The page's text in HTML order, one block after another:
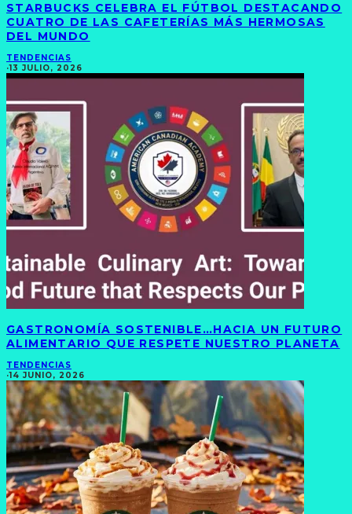
STARBUCKS CELEBRA EL FÚTBOL DESTACANDO
CUATRO DE LAS CAFETERÍAS MÁS HERMOSAS
DEL MUNDO
TENDENCIAS
·13 JULIO, 2026
GASTRONOMÍA SOSTENIBLE…HACIA UN FUTURO
ALIMENTARIO QUE RESPETE NUESTRO PLANETA
TENDENCIAS
·14 JUNIO, 2026